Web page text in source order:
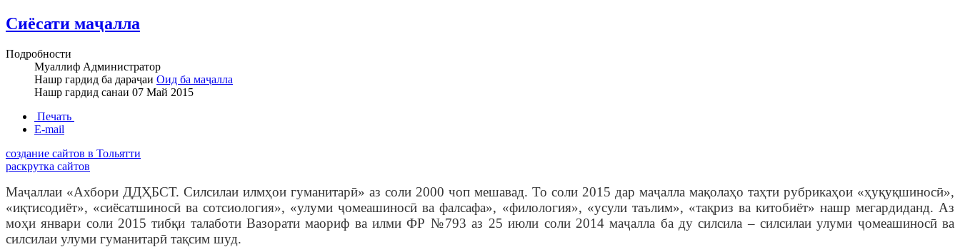
Сиёсати маҷалла
Подробности
Муаллиф Администратор
Нашр гардид ба дараҷаи Оид ба маҷалла
Нашр гардид санаи 07 Май 2015
Печать
E-mail
создание сайтов в Тольятти
раскрутка сайтов
Маҷаллаи «Ахбори ДДҲБСТ. Силсилаи илмҳои гуманитарӣ» аз соли 2000 чоп мешавад. То соли 2015 дар маҷалла мақолаҳо таҳти рубрикаҳои «ҳуқуқшиносӣ»,
«иқтисодиёт», «сиёсатшиносӣ ва сотсиология», «улуми ҷомеашиносӣ ва фалсафа», «филология», «усули таълим», «тақриз ва китобиёт» нашр мегардиданд. Аз
моҳи январи соли 2015 тибқи талаботи Вазорати маориф ва илми ФР №793 аз 25 июли соли 2014 маҷалла ба ду силсила – силсилаи улуми ҷомеашиносӣ ва
силсилаи улуми гуманитарӣ тақсим шуд.